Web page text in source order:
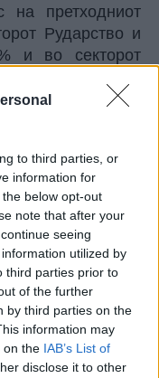
to third parties, or
information for
below opt-out
note that after your
seeing
utilized by
third parties prior to
of the further
by third parties on the
information may
on the IAB’s List of
disclose it to other
на претходниот
Рударство и
и во секторот
на истиот месец
цени на
Рударство и
за 3.3 %, а во
индустрија се
на
пазари во
за:
месец
од претходната